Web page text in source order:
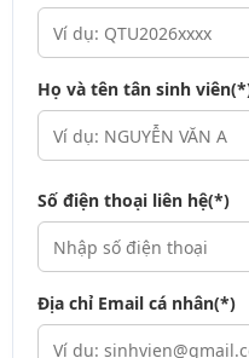
Họ và tên tân sinh
Số điện thoại liên hệ(*)
Địa chỉ Email cá nhân(*)